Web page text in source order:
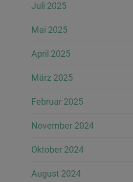
Juli 2025
Mai 2025
April 2025
März 2025
Februar 2025
November 2024
Oktober 2024
August 2024